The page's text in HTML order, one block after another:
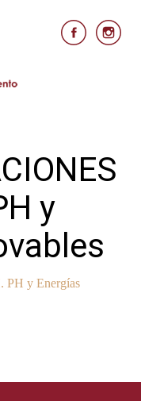
y
y Energías